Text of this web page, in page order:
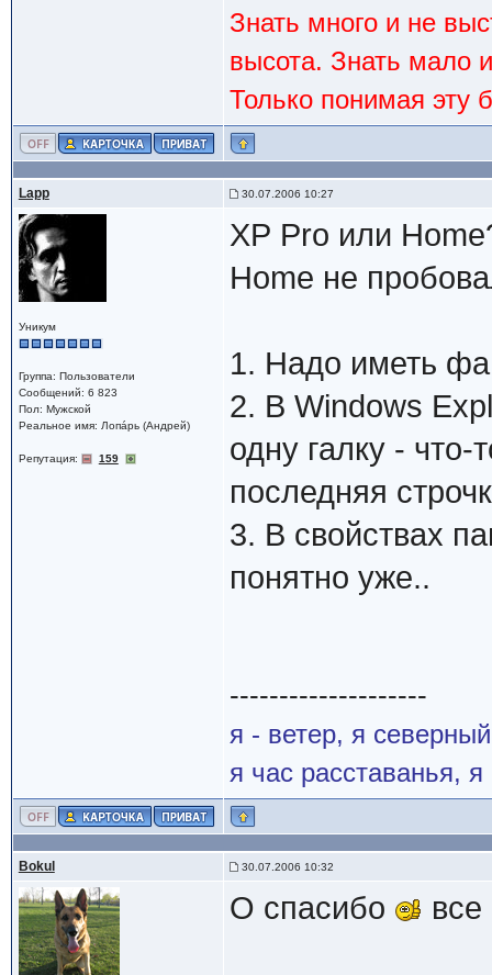
Знать много и не
высота. Знать мало
Только понимая эту
Lapp 30.07.2006 10:27
Уникум
Группа: Пользователи
Сообщений: 6 823
Пол: Мужской
Реальное имя: Лопáрь (Андрей)
Репутация: 159
ХР Pro или
Home не
1. Надо иметь
2. В Windows
одну галку - что-
последняя
3. В свойствах
понятно уже..
--------------------
я - ветер, я
я час расставанья,
Bokul 30.07.2006 10:32
О спасибо